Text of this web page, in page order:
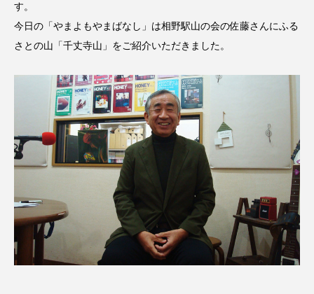
TAG LIST
10周年記念 12月号
1975年のケルン・コンサート 1学期
2024年度 2025年 2025年度
2026年度
3年生 6年生 6月号 77
7月 accototo BAD GENIUS BL出版
す。
今日の「やまよもやまばなし」は相野駅山の会の佐藤さんにふる
さとの山「千丈寺山」をご紹介いただきました。